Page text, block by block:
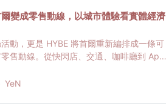
變成零售動線，以城市體驗看實體經濟
動，更是 HYBE 將首爾重新編排成一條可
售動線。從快閃店、交通、咖啡廳到 App
YeN